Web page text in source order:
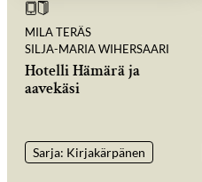
MILA TERÄS
SILJA-MARIA WIHERSAARI
Hotelli Hämärä ja
aavekäsi
Sarja: Kirjakärpänen